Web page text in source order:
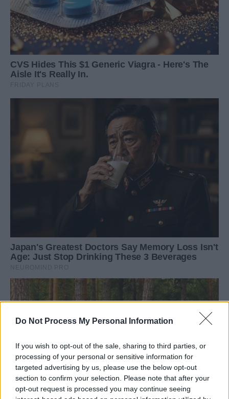
Do Not Process My Personal Information
If you wish to opt-out of the sale, sharing to third parties, or
processing of your personal or sensitive information for
targeted advertising by us, please use the below opt-out
section to confirm your selection. Please note that after your
opt-out request is processed you may continue seeing